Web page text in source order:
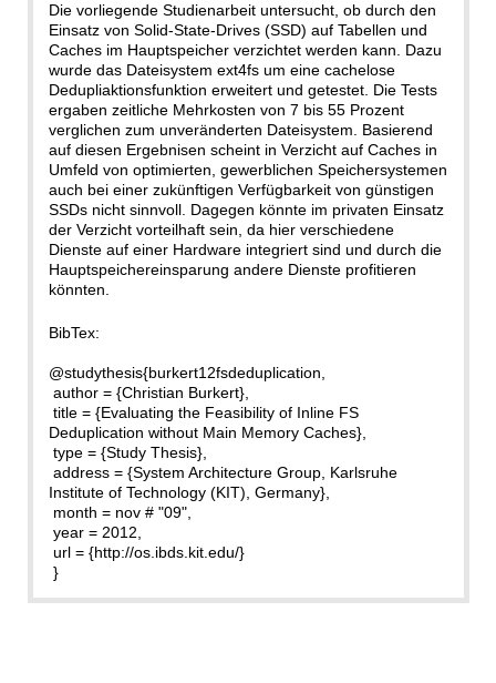
Die vorliegende Studienarbeit untersucht, ob durch den
Einsatz von Solid-State-Drives (SSD) auf Tabellen und
Caches im Hauptspeicher verzichtet werden kann. Dazu
wurde das Dateisystem ext4fs um eine cachelose
Dedupliaktionsfunktion erweitert und getestet. Die Tests
ergaben zeitliche Mehrkosten von 7 bis 55 Prozent
verglichen zum unveränderten Dateisystem. Basierend
auf diesen Ergebnisen scheint in Verzicht auf Caches in
Umfeld von optimierten, gewerblichen Speichersystemen
auch bei einer zukünftigen Verfügbarkeit von günstigen
SSDs nicht sinnvoll. Dagegen könnte im privaten Einsatz
der Verzicht vorteilhaft sein, da hier verschiedene
Dienste auf einer Hardware integriert sind und durch die
Hauptspeichereinsparung andere Dienste profitieren
könnten.
BibTex:
@studythesis{burkert12fsdeduplication,
author = {Christian Burkert},
title = {Evaluating the Feasibility of Inline FS
Deduplication without Main Memory Caches},
type = {Study Thesis},
address = {System Architecture Group, Karlsruhe
Institute of Technology (KIT), Germany},
month = nov # "09",
year = 2012,
url = {http://os.ibds.kit.edu/}
}